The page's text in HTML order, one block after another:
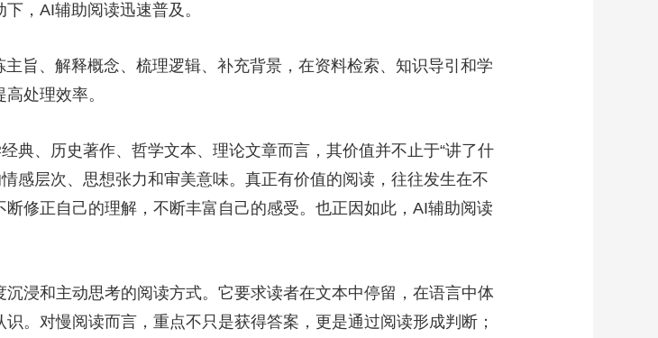
，AI辅助阅读迅速普及。
、解释概念、梳理逻辑、补充背景，在资料检索、知识导引和学
处理效率。
、历史著作、哲学文本、理论文章而言，其价值并不止于“讲了什
感层次、思想张力和审美意味。真正有价值的阅读，往往发生在不
修正自己的理解，不断丰富自己的感受。也正因如此，AI辅助阅读
和主动思考的阅读方式。它要求读者在文本中停留，在语言中体
。对慢阅读而言，重点不只是获得答案，更是通过阅读形成判断；